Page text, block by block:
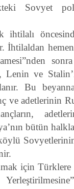
Sovyet
ihtilalı
İhtilaldan
Lenin ve
Bu
adetlerinin
bütün
için